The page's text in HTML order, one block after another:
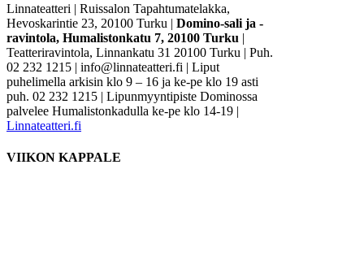
Linnateatteri | Ruissalon Tapahtumatelakka,
Hevoskarintie 23, 20100 Turku | Domino-sali ja -
ravintola, Humalistonkatu 7, 20100 Turku |
Teatteriravintola, Linnankatu 31 20100 Turku | Puh.
02 232 1215 | info@linnateatteri.fi | Liput
puhelimella arkisin klo 9 – 16 ja ke-pe klo 19 asti
puh. 02 232 1215 | Lipunmyyntipiste Dominossa
palvelee Humalistonkadulla ke-pe klo 14-19 |
Linnateatteri.fi
VIIKON KAPPALE